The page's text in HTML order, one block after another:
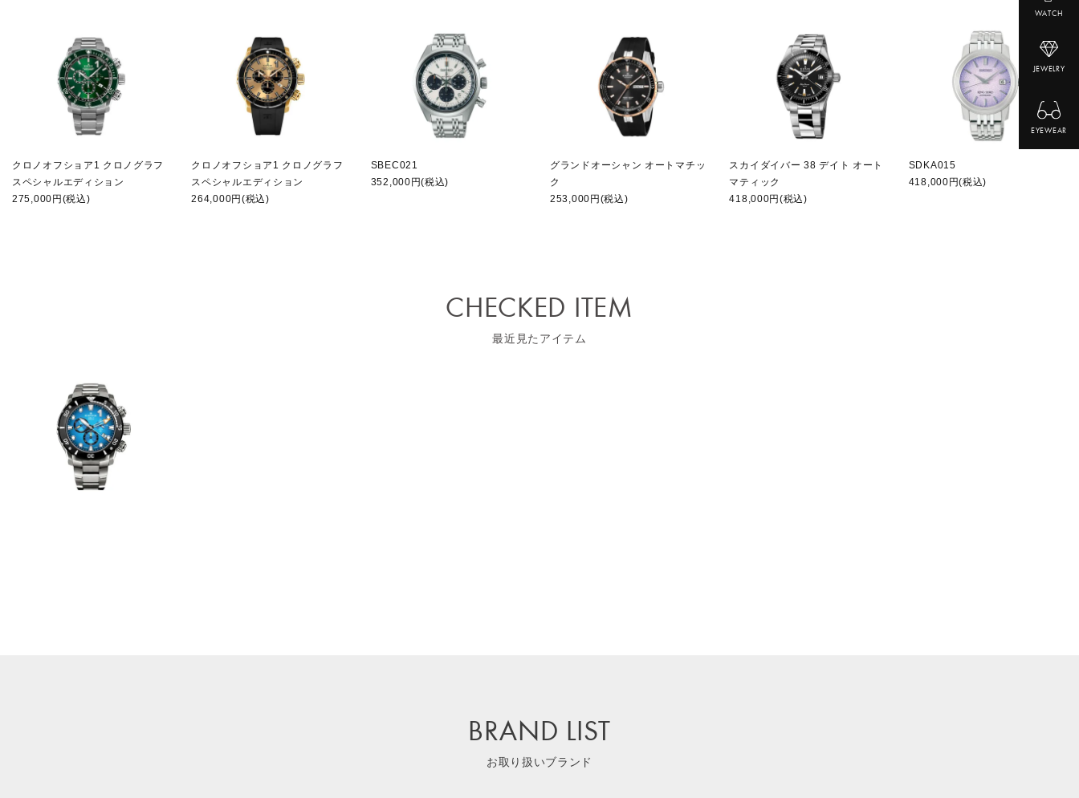
WATCH
JEWELRY
EYEWEAR
クロノオフショア1 クロノグラフ
スペシャルエディション
275,000円(税込)
クロノオフショア1 クロノグラフ
スペシャルエディション
264,000円(税込)
SBEC021
352,000円(税込)
グランドオーシャン オートマチッ
ク
253,000円(税込)
スカイダイバー 38 デイト オート
マティック
418,000円(税込)
SDKA015
418,000円(税込)
CHECKED ITEM
最近見たアイテム
BRAND LIST
お取り扱いブランド